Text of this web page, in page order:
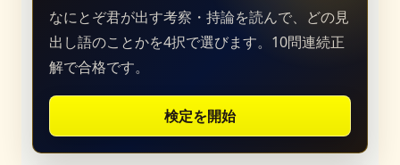
なにとぞ君が出す考察・持論を読んで、どの見
出し語のことかを4択で選びます。10問連続正
解で合格です。
検定を開始